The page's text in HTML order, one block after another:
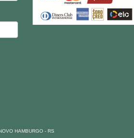
HAMBURGO - RS